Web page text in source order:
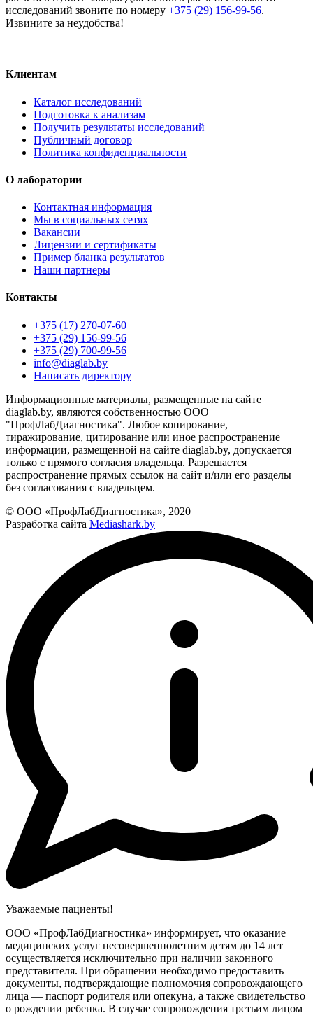
исследований звоните по номеру +375 (29) 156-99-56.
Извините за неудобства!
Клиентам
Каталог исследований
Подготовка к анализам
Получить результаты исследований
Публичный договор
Политика конфиденциальности
О лаборатории
Контактная информация
Мы в социальных сетях
Вакансии
Лицензии и сертификаты
Пример бланка результатов
Наши партнеры
Контакты
+375 (17) 270-07-60
+375 (29) 156-99-56
+375 (29) 700-99-56
info@diaglab.by
Написать директору
Информационные материалы, размещенные на сайте
diaglab.by, являются собственностью ООО
"ПрофЛабДиагностика". Любое копирование,
тиражирование, цитирование или иное распространение
информации, размещенной на сайте diaglab.by, допускается
только с прямого согласия владельца. Разрешается
распространение прямых ссылок на сайт и/или его разделы
без согласования с владельцем.
© ООО «ПрофЛабДиагностика», 2020
Разработка сайта Mediashark.by
Уважаемые пациенты!
ООО «ПрофЛабДиагностика» информирует, что оказание
медицинских услуг несовершеннолетним детям до 14 лет
осуществляется исключительно при наличии законного
представителя. При обращении необходимо предоставить
документы, подтверждающие полномочия сопровождающего
лица — паспорт родителя или опекуна, а также свидетельство
о рождении ребенка. В случае сопровождения третьим лицом